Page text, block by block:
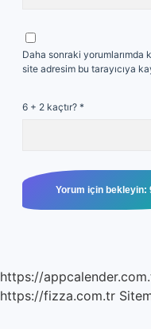
Daha sonraki yorumlarımda
site adresim bu tarayıcıya
6 + 2 kaçtır? *
https://
https://fizza.com.tr